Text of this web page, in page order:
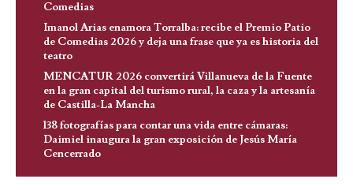
Comedias
Imanol Arias enamora Torralba: recibe el Premio Patio
de Comedias 2026 y deja una frase que ya es historia del
teatro
MENCATUR 2026 convertirá Villanueva de la Fuente
en la gran capital del turismo rural, la caza y la artesanía
de Castilla-La Mancha
138 fotografías para contar una vida entre cámaras:
Daimiel inaugura la gran exposición de Jesús María
Cencerrado